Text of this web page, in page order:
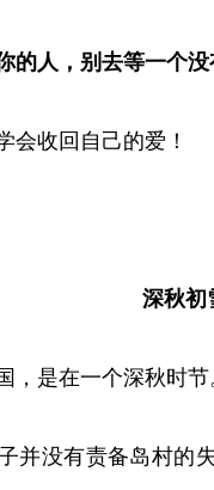
的人，别去等一个
会收回自己的爱！
深秋初
，是在一个深秋时节
并没有责备岛村的